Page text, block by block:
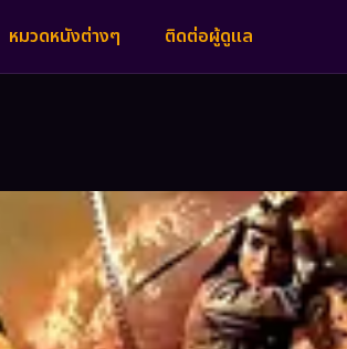
หมวดหนังต่างๆ ติดต่อผู้ดูแล